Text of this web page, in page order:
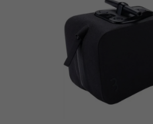
Odżywki
Nowości
Superoferta